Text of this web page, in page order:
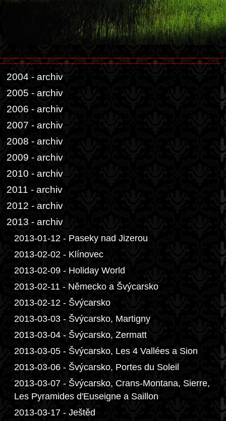
2004 - archiv
2005 - archiv
2006 - archiv
2007 - archiv
2008 - archiv
2009 - archiv
2010 - archiv
2011 - archiv
2012 - archiv
2013 - archiv
2013-01-12 - Paseky nad Jizerou
2013-02-02 - Klínovec
2013-02-09 - Holiday World
2013-02-11 - Německo a Švýcarsko
2013-02-12 - Švýcarsko
2013-03-03 - Švýcarsko, Martigny
2013-03-04 - Švýcarsko, Zermatt
2013-03-05 - Švýcarsko, Les 4 Vallées a Sion
2013-03-06 - Švýcarsko, Portes du Soleil
2013-03-07 - Švýcarsko, Crans-Montana, Sierre,
Les Pyramides d'Euseigne a Saillon
2013-03-17 - Ještěd